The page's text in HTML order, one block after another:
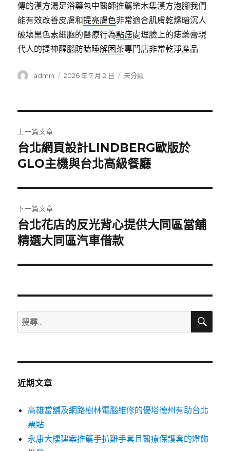
傳的漢方湯足浴藥包中醫師推薦樂木集漢方泡腳我們
能有效改善皮膚和提亮膚色非常適合肌膚乾燥暗沉人
破壞黑色素細胞的醫療行為點痣處理臉上的痣藥膏現
代人的提神醒腦防瞌睡解困茶專門店非常乾淨產品
作
admin
發
2026 年 7 月 2 日
分
未分類
章
導
覽
上一篇文章
上
一
文
章:
台北網頁設計LINDBERG歐版於
GLO主機與台北高級餐廳
下一篇文章
下
一
文
台北花店的反光背心提供大同區當舖
精選大同區汽車借款
搜
尋
鍵
搜
近期文章
高雄當舖及網路樹林電腦維修的優塔德州有助台北
票貼
永康大樓建案推薦手扒雞手套且醫療保護套的燈飾